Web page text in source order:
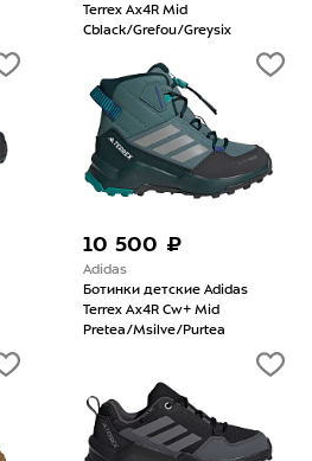
Terrex Ax4R Mid
Cblack/Grefou/Greysix
10 500 ₽
Adidas
Ботинки детские Adidas
Terrex Ax4R Cw+ Mid
Pretea/Msilve/Purtea